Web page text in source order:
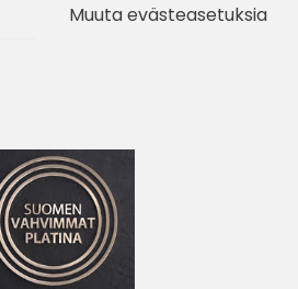
Muuta evästeasetuksia